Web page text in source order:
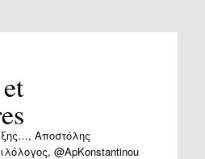
Αποστόλης
@ApKonstantinou